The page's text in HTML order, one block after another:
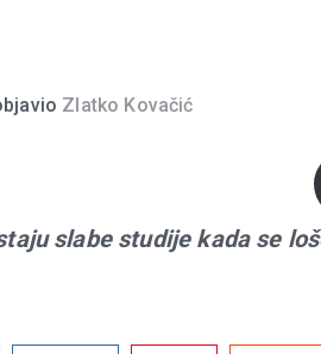
Zlatko Kovačić
slabe studije kada se